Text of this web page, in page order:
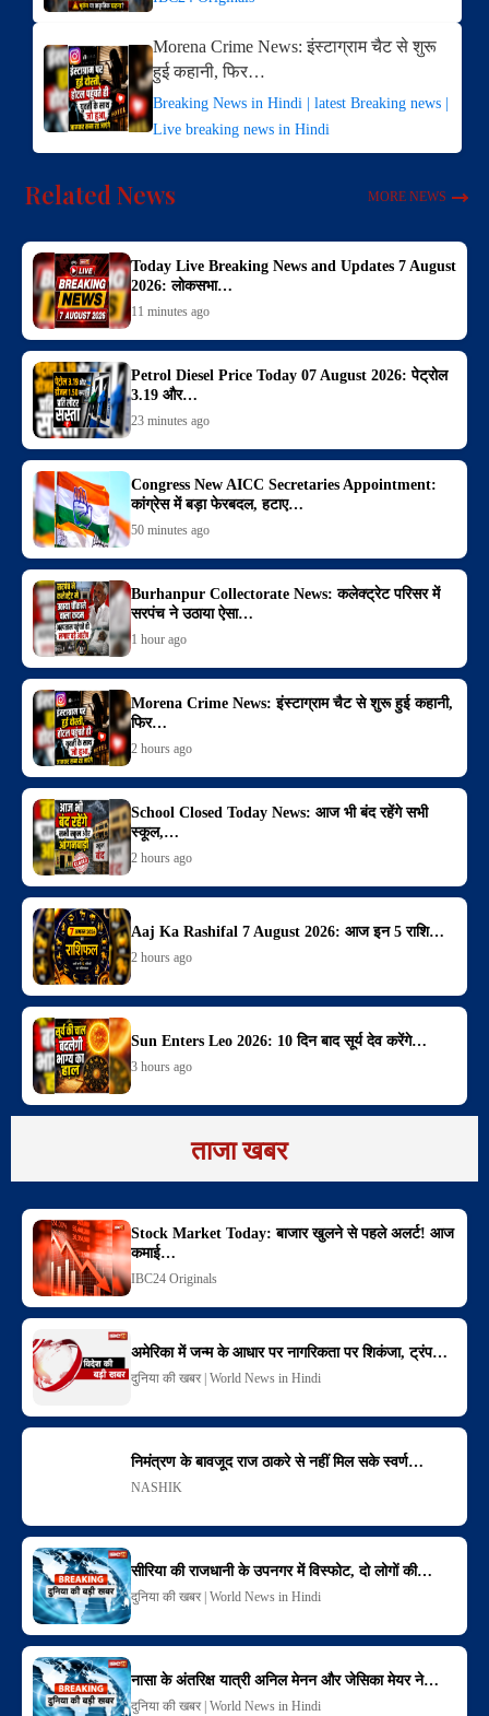
Morena Crime News: इंस्टाग्राम चैट से शुरू
हुई कहानी, फिर…
Breaking News in Hindi | latest Breaking news |
Live breaking news in Hindi
Related News MORE NEWS
Today Live Breaking News and Updates 7 August
2026: लोकसभा…
11 minutes ago
Petrol Diesel Price Today 07 August 2026: पेट्रोल
3.19 और…
23 minutes ago
Congress New AICC Secretaries Appointment:
कांग्रेस में बड़ा फेरबदल, हटाए…
50 minutes ago
Burhanpur Collectorate News: कलेक्ट्रेट परिसर में
सरपंच ने उठाया ऐसा…
1 hour ago
Morena Crime News: इंस्टाग्राम चैट से शुरू हुई कहानी,
फिर…
2 hours ago
School Closed Today News: आज भी बंद रहेंगे सभी
स्कूल,…
2 hours ago
Aaj Ka Rashifal 7 August 2026: आज इन 5 राशि…
2 hours ago
Sun Enters Leo 2026: 10 दिन बाद सूर्य देव करेंगे…
3 hours ago
ताजा खबर
Stock Market Today: बाजार खुलने से पहले अलर्ट! आज
कमाई…
IBC24 Originals
अमेरिका में जन्म के आधार पर नागरिकता पर शिकंजा, ट्रंप…
दुनिया की खबर | World News in Hindi
निमंत्रण के बावजूद राज ठाकरे से नहीं मिल सके स्वर्ण…
NASHIK
सीरिया की राजधानी के उपनगर में विस्फोट, दो लोगों की…
दुनिया की खबर | World News in Hindi
नासा के अंतरिक्ष यात्री अनिल मेनन और जेसिका मेयर ने…
दुनिया की खबर | World News in Hindi